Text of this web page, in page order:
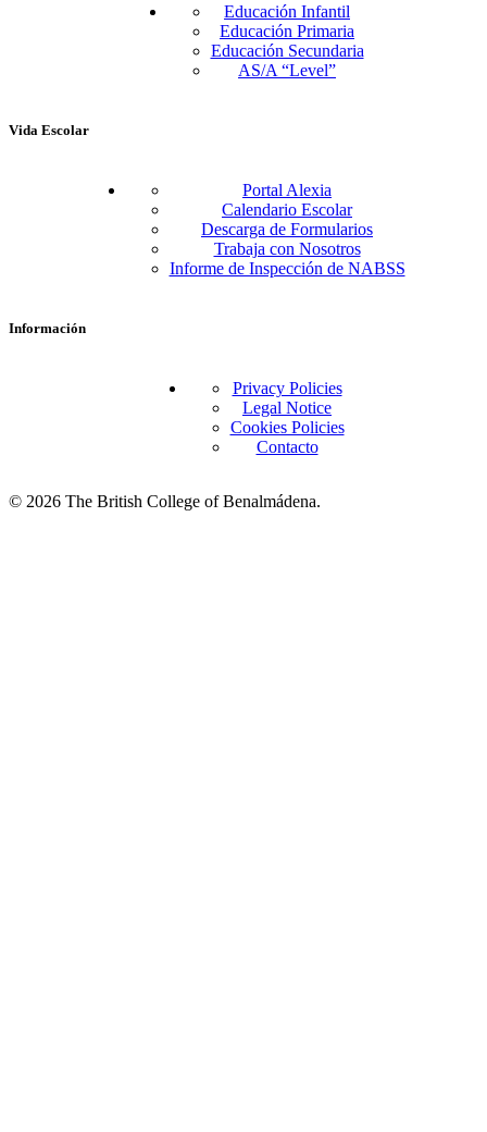
Educación Infantil
Educación Primaria
Educación Secundaria
AS/A “Level”
Vida Escolar
Portal Alexia
Calendario Escolar
Descarga de Formularios
Trabaja con Nosotros
Informe de Inspección de NABSS
Información
Privacy Policies
Legal Notice
Cookies Policies
Contacto
© 2026 The British College of Benalmádena.